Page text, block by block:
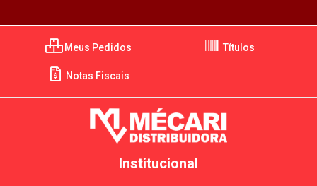
Meus Pedidos Títulos
Notas Fiscais
Institucional